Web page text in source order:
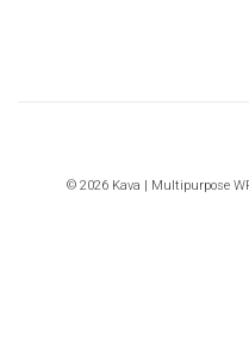
© 2026 Kava | Multipurpose